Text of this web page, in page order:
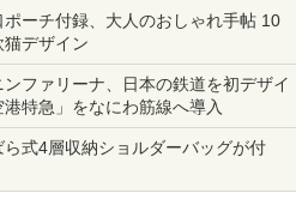
ポーチ付録、大人のおしゃれ手帖 10
猫デザイン
ファリーナ、日本の鉄道を初デザイ
特急」をなにわ筋線へ導入
式4層収納ショルダーバッグが付